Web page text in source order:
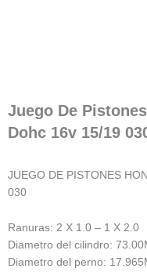
Juego De
Dohc 16v 15/19
JUEGO DE PISTONES
030
Ranuras: 2 X 1.0 – 1 X 2.0
Diametro del cilindro:
Diametro del perno: